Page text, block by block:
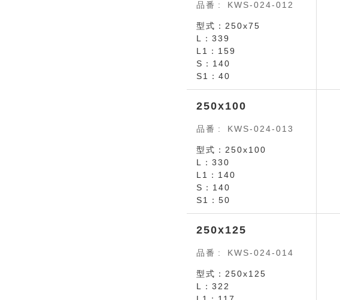
品番 KWS-024-012
型式：250x75
L：339
L1：159
S：140
S1：40
250x100
品番 KWS-024-013
型式：250x100
L：330
L1：140
S：140
S1：50
250x125
品番 KWS-024-014
型式：250x125
L：322